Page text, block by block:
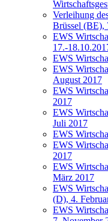
Verleihung
Brüssel (BE),
EWS
17.-
EWS
EWS
August 2017
EWS
2017
EWS
Juli 2017
EWS
EWS
2017
EWS
März 2017
EWS
(D), 4.
EWS